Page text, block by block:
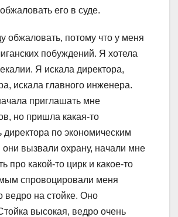
его в суде.
обжаловать, потому что у меня
побуждений. Я хотела
Я искала директора,
искала главного инженера.
приглашать мне
но пришла какая-то
директора по экономическим
они вызвали охрану, начали мне
про какой-то цирк и какое-то
спровоцировали меня
ведро на стойке. Оно
высокая, ведро очень